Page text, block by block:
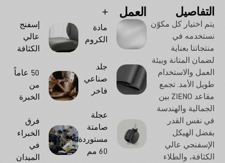
التفاصيل
يتم اختيار كل مكوّن
نستخدمه في
منتجاتنا بعناية
لضمان المتانة وبيئة
العمل والاستخدام
طويل الأمد. تجمع
مقاعد ZIENO بين
الجمالية والهندسة
في نفس القدر
بفضل الهيكل
الإسفنجي عالي
الكثافة، والطلاء
العمل
مادة
الكروم
جلد
صناعي
فاخر
عجلة
صامتة
مستوردة
60 مم
إسفنج
عالي
الكثافة
50 عاماً
من
الخبرة
فرق
الخبراء
في
الميدان